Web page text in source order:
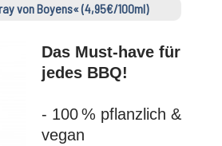
von Boyens« (4,95€/100ml)
Das Must-have für
jedes BBQ!
- 100 % pflanzlich &
vegan